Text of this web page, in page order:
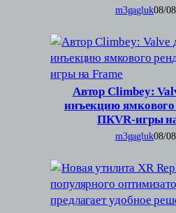
m3gagluk08/
Автор Climbey:
инъекцию ямкового
ПКVR-игры
m3gagluk08/